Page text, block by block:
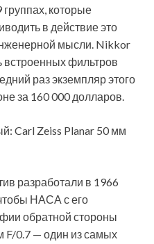
группах, которые
в действие это
мысли. Nikkor
встроенных фильтров
раз экземпляр этого
за 160 000 долларов.
Carl Zeiss Pla­nar 50 мм
разработали в 1966
НАСА с его
обратной стороны
F/0.7 — один из самых